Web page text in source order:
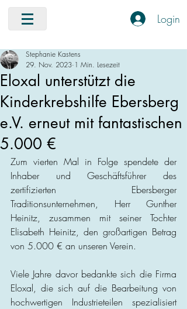
Login
Eloxal unterstützt die
Kinderkrebshilfe Ebersberg
e.V. erneut mit fantastischen
5.000 €
Stephanie Kastens
29. Nov. 2023 1 Min. Lesezeit
Zum vierten Mal in Folge spendete der
Inhaber und Geschäftsführer des
zertifizierten Ebersberger
Traditionsunternehmen, Herr Gunther
Heinitz, zusammen mit seiner Tochter
Elisabeth Heinitz, den großartigen Betrag
von 5.000 € an unseren Verein.
Viele Jahre davor bedankte sich die Firma
Eloxal, die sich auf die Bearbeitung von
hochwertigen Industrieteilen spezialisiert